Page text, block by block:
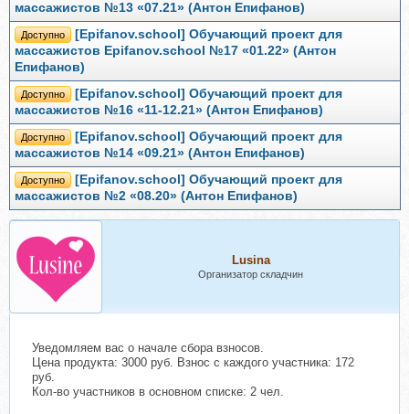
массажистов №13 «07.21» (Антон Епифанов)
Доступно
[Epifanov.school] Обучающий проект для
массажистов Epifanov.school №17 «01.22» (Антон
Епифанов)
Доступно
[Epifanov.school] Обучающий проект для
массажистов №16 «11-12.21» (Антон Епифанов)
Доступно
[Epifanov.school] Обучающий проект для
массажистов №14 «09.21» (Антон Епифанов)
Доступно
[Epifanov.school] Обучающий проект для
массажистов №2 «08.20» (Антон Епифанов)
Lusina
Организатор складчин
Уведомляем вас о начале сбора взносов.
Цена продукта: 3000 руб. Взнос с каждого участника: 172
руб.
Кол-во участников в основном списке: 2 чел.